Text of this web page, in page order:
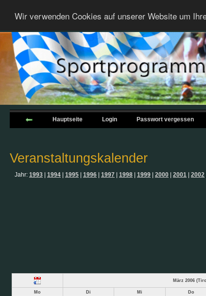
Wir verwenden Cookies auf unserer Website um
Hauptseite Login Passwort vergessen
Veranstaltungskalender
Jahr: 1993 1994 1995 1996 1997 1998 1999 2000 2001 2002
März 2006
Mo Di Mi Do